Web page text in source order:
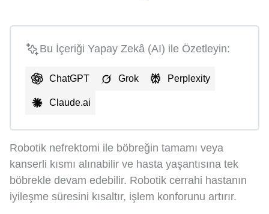
Bu İçeriği Yapay Zekâ (AI) ile Özetleyin:
ChatGPT Grok Perplexity
Claude.ai
Robotik nefrektomi ile böbreğin tamamı veya
kanserli kısmı alınabilir ve hasta yaşantısına tek
böbrekle devam edebilir. Robotik cerrahi hastanın
iyileşme süresini kısaltır, işlem konforunu artırır.